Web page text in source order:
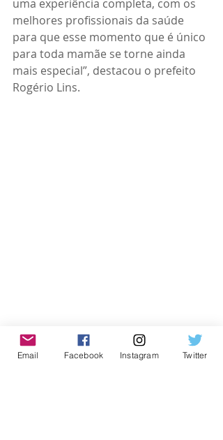
uma experiência completa, com os
melhores profissionais da saúde
para que esse momento que é único
para toda mamãe se torne ainda
mais especial”, destacou o prefeito
Rogério Lins.
Email Facebook Instagram Twitter